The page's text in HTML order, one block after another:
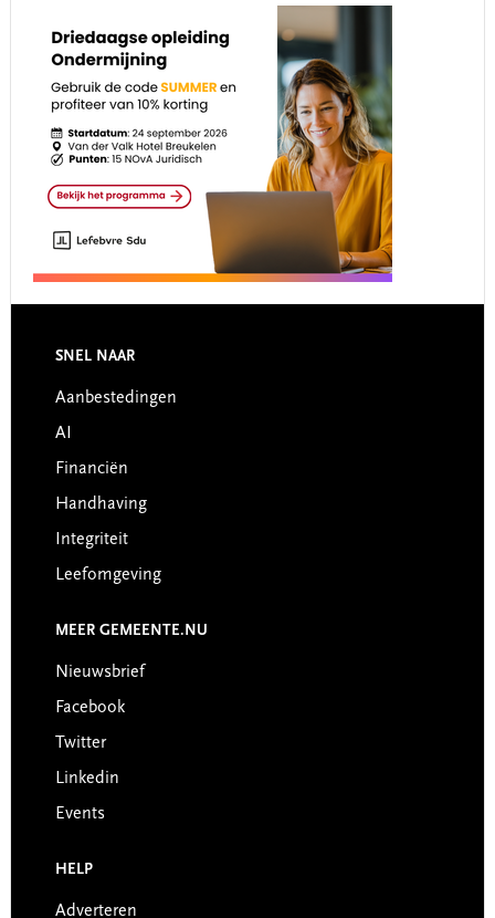
Footer
SNEL NAAR
Aanbestedingen
AI
Financiën
Handhaving
Integriteit
Leefomgeving
MEER GEMEENTE.NU
Nieuwsbrief
Facebook
Twitter
Linkedin
Events
HELP
Adverteren